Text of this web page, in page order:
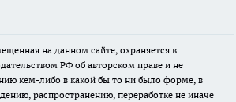
на данном сайте, охраняется в
РФ об авторском праве и не
кем-либо в какой бы то ни было форме, в
распространению, переработке не иначе